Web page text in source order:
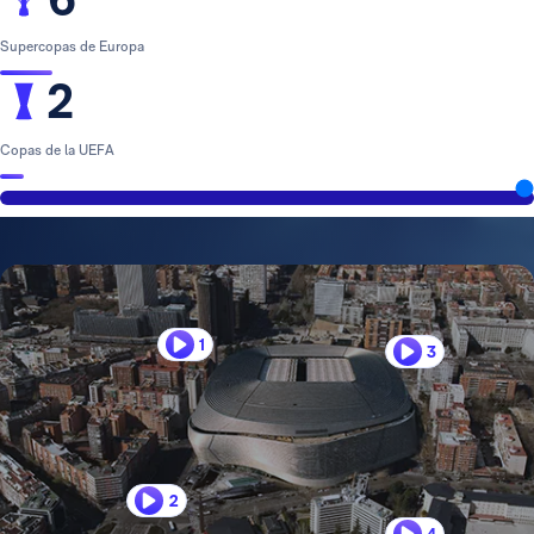
Supercopas de Europa
2
Copas de la UEFA
1
2
3